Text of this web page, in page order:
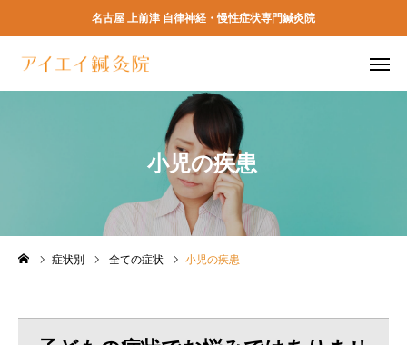
名古屋 上前津 自律神経・慢性症状専門鍼灸院
小児の疾患
症状別 全ての症状 小児の疾患
初めての方へ